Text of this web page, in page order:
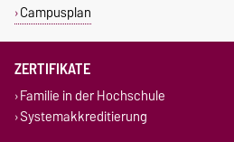
Campusplan
ZERTIFIKATE
Familie in der Hochschule
Systemakkreditierung